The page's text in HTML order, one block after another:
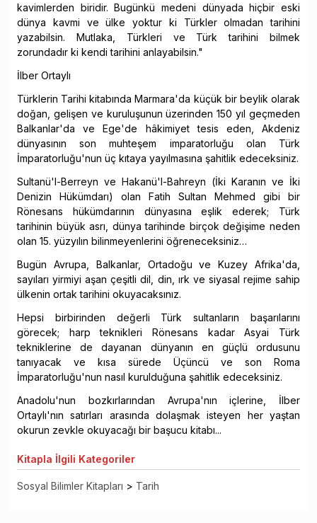
kavimlerden biridir. Bugünkü medeni dünyada hiçbir eski
dünya kavmi ve ülke yoktur ki Türkler olmadan tarihini
yazabilsin. Mutlaka, Türkleri ve Türk tarihini bilmek
zorundadır ki kendi tarihini anlayabilsin."
İlber Ortaylı
Türklerin Tarihi kitabında Marmara'da küçük bir beylik olarak
doğan, gelişen ve kuruluşunun üzerinden 150 yıl geçmeden
Balkanlar'da ve Ege'de hâkimiyet tesis eden, Akdeniz
dünyasının son muhteşem imparatorluğu olan Türk
İmparatorluğu'nun üç kıtaya yayılmasına şahitlik edeceksiniz.
Sultanü'l-Berreyn ve Hakanü'l-Bahreyn (İki Karanın ve İki
Denizin Hükümdarı) olan Fatih Sultan Mehmed gibi bir
Rönesans hükümdarının dünyasına eşlik ederek; Türk
tarihinin büyük asrı, dünya tarihinde birçok değişime neden
olan 15. yüzyılın bilinmeyenlerini öğreneceksiniz…
Bugün Avrupa, Balkanlar, Ortadoğu ve Kuzey Afrika'da,
sayıları yirmiyi aşan çeşitli dil, din, ırk ve siyasal rejime sahip
ülkenin ortak tarihini okuyacaksınız.
Hepsi birbirinden değerli Türk sultanların başarılarını
görecek; harp teknikleri Rönesans kadar Asyai Türk
tekniklerine de dayanan dünyanın en güçlü ordusunu
tanıyacak ve kısa sürede Üçüncü ve son Roma
İmparatorluğu'nun nasıl kurulduğuna şahitlik edeceksiniz.
Anadolu'nun bozkırlarından Avrupa'nın içlerine, İlber
Ortaylı'nın satırları arasında dolaşmak isteyen her yaştan
okurun zevkle okuyacağı bir başucu kitabı...
Kitapla İlgili Kategoriler
Sosyal Bilimler Kitapları > Tarih